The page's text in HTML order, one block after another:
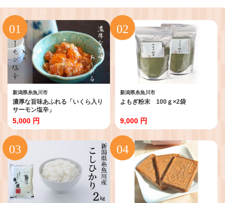
新潟県糸魚川市
濃厚な旨味あふれる「いくら入り
サーモン塩辛」
5,000 円
新潟県糸魚川市
よもぎ粉末 100ｇ×2袋
9,000 円